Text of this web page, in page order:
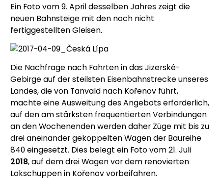
Ein Foto vom 9. April desselben Jahres zeigt die
neuen Bahnsteige mit den noch nicht
fertiggestellten Gleisen.
Die Nachfrage nach Fahrten in das Jizerské-
Gebirge auf der steilsten Eisenbahnstrecke unseres
Landes, die von Tanvald nach Kořenov führt,
machte eine Ausweitung des Angebots erforderlich,
auf den am stärksten frequentierten Verbindungen
an den Wochenenden werden daher Züge mit bis zu
drei aneinander gekoppelten Wagen der Baureihe
840 eingesetzt. Dies belegt ein Foto vom 21. Juli
2018, auf dem drei Wagen vor dem renovierten
Lokschuppen in Kořenov vorbeifahren.